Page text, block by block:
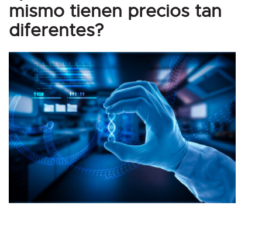
mismo tienen precios tan
diferentes?